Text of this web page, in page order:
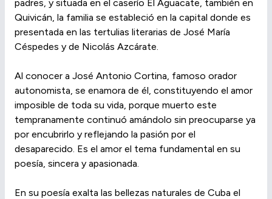
padres, y situada en el caserío El Aguacate, también en
Quivicán, la familia se estableció en la capital donde es
presentada en las tertulias literarias de José María
Céspedes y de Nicolás Azcárate.
Al conocer a José Antonio Cortina, famoso orador
autonomista, se enamora de él, constituyendo el amor
imposible de toda su vida, porque muerto este
tempranamente continuó amándolo sin preocuparse ya
por encubrirlo y reflejando la pasión por el
desaparecido. Es el amor el tema fundamental en su
poesía, sincera y apasionada.
En su poesía exalta las bellezas naturales de Cuba el